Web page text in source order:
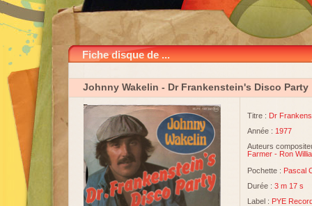
Fiche disque de ...
Johnny Wakelin - Dr Frankenstein's Disco Party
Titre : Dr
Année : 1977
Auteurs
Farmer - Ron
Pochette : Pascal
Durée : 3 m 17 s
Label : PYE